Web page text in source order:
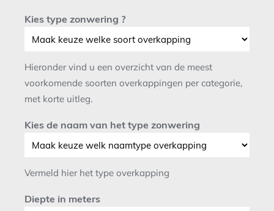
Kies type zonwering ?
Hieronder vind u een overzicht van de meest
voorkomende soorten overkappingen per categorie,
met korte uitleg.
Kies de naam van het type zonwering
Vermeld hier het type overkapping
Diepte in meters